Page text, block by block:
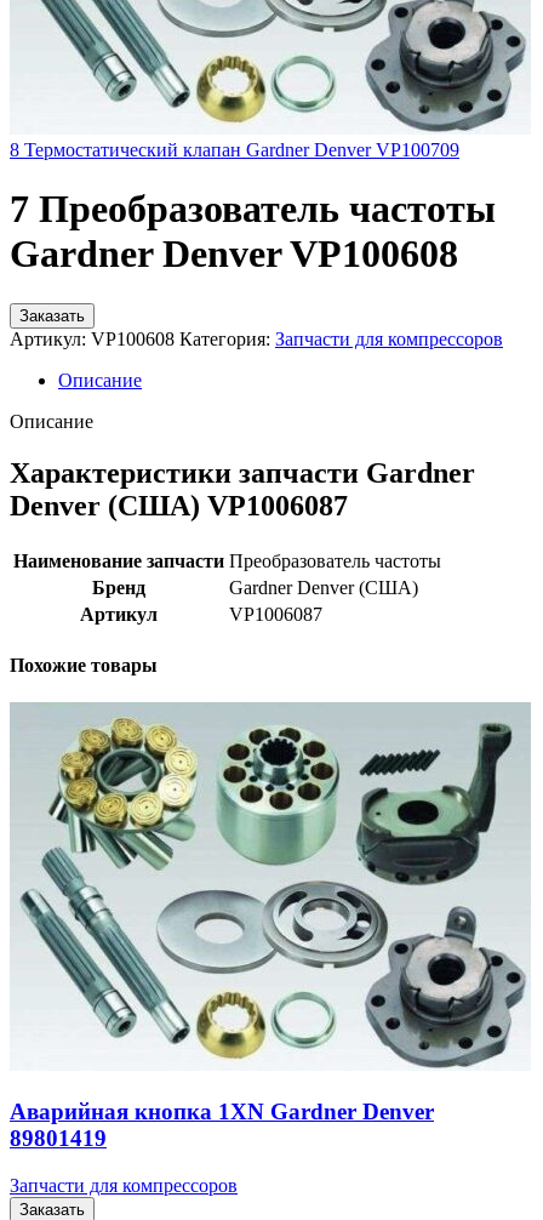
8 Термостатический клапан Gardner Denver VP100709
7 Преобразователь частоты
Gardner Denver VP100608
Заказать
Артикул: VP100608 Категория: Запчасти для компрессоров
Описание
Описание
Характеристики запчасти Gardner
Denver (США) VP1006087
Наименование запчасти Преобразователь частоты
Бренд
Gardner Denver (США)
Артикул
VP1006087
Похожие товары
Аварийная кнопка 1XN Gardner Denver
89801419
Запчасти для компрессоров
Заказать